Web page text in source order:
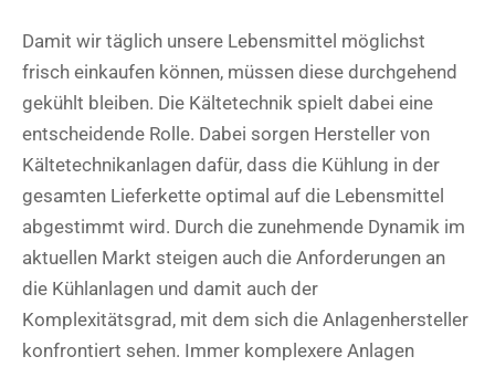
Damit wir täglich unsere Lebensmittel möglichst
frisch einkaufen können, müssen diese durchgehend
gekühlt bleiben. Die Kältetechnik spielt dabei eine
entscheidende Rolle. Dabei sorgen Hersteller von
Kältetechnikanlagen dafür, dass die Kühlung in der
gesamten Lieferkette optimal auf die Lebensmittel
abgestimmt wird. Durch die zunehmende Dynamik im
aktuellen Markt steigen auch die Anforderungen an
die Kühlanlagen und damit auch der
Komplexitätsgrad, mit dem sich die Anlagenhersteller
konfrontiert sehen. Immer komplexere Anlagen